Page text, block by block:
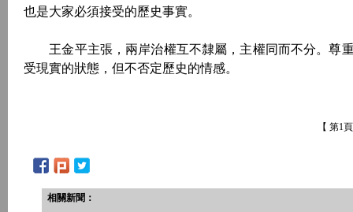
也是大家必須接受的歷史事實。
王金平主張，兩岸治權互不隸屬，主權同而不分。尊
受現實的狀態，但不否定歷史的情感。
【 第1
相關新聞：